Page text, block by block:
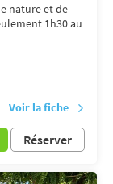
nature et de
1h30 au
Voir la fiche
Réserver